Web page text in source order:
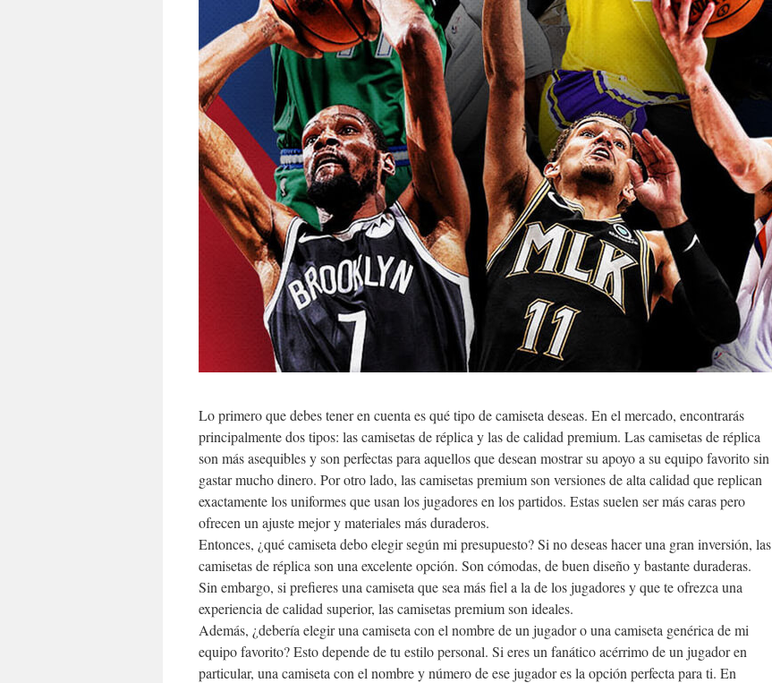
Lo primero que debes tener en cuenta es qué tipo de camiseta deseas. En el mercado, encontrarás
principalmente dos tipos: las camisetas de réplica y las de calidad premium. Las camisetas de réplica
son más asequibles y son perfectas para aquellos que desean mostrar su apoyo a su equipo favorito sin
gastar mucho dinero. Por otro lado, las camisetas premium son versiones de alta calidad que replican
exactamente los uniformes que usan los jugadores en los partidos. Estas suelen ser más caras pero
ofrecen un ajuste mejor y materiales más duraderos.
Entonces, ¿qué camiseta debo elegir según mi presupuesto? Si no deseas hacer una gran inversión, las
camisetas de réplica son una excelente opción. Son cómodas, de buen diseño y bastante duraderas.
Sin embargo, si prefieres una camiseta que sea más fiel a la de los jugadores y que te ofrezca una
experiencia de calidad superior, las camisetas premium son ideales.
Además, ¿debería elegir una camiseta con el nombre de un jugador o una camiseta genérica de mi
equipo favorito? Esto depende de tu estilo personal. Si eres un fanático acérrimo de un jugador en
particular, una camiseta con el nombre y número de ese jugador es la opción perfecta para ti. En